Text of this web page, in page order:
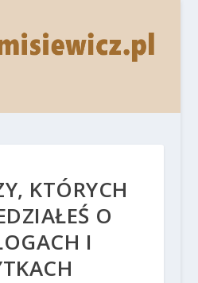
KTÓRYCH
O
I